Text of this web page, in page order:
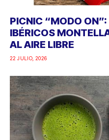
PICNIC “MODO
IBÉRICOS
AL AIRE LIBRE
22 JULIO, 2026